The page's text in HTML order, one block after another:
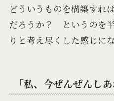
どういうものを構築すれ
だろうか？ というのを
りと考え尽くした感じに
「私、今ぜんぜんし